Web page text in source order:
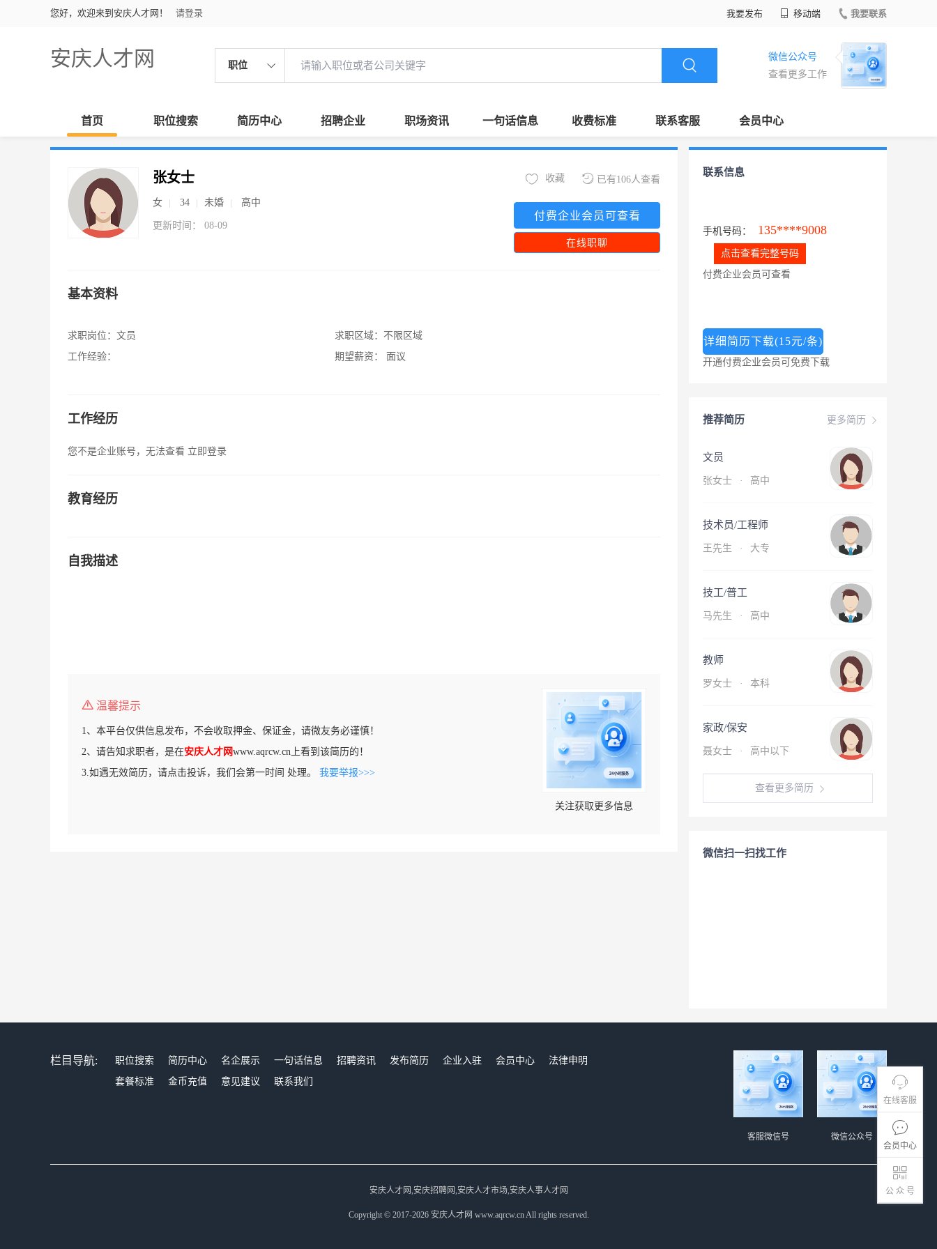
您好，欢迎来到安庆人才网！ 请登录 我要发布 移动端 我要联系
安庆人才网 职位
微信公众号
查看更多工作
首页 职位搜索 简历中心 招聘企业 职场资讯 一句话信息 收费标准 联系客服 会员中心
在线客服
会员中心
公 众 号
张女士
女 34 未婚 高中
更新时间： 08-09
已有106人查看
收藏
付费企业会员可查看
在线职聊
基本资料
求职岗位： 文员
工作经验：
求职区域： 不限区域
期望薪资：
面议
工作经历
您不是企业账号，无法查看 立即登录
教育经历
自我描述
温馨提示
1、本平台仅供信息发布，不会收取押金、保证金，请微友务必谨慎！
2、请告知求职者，是在安庆人才网www.aqrcw.cn上看到该简历的！
3.如遇无效简历，请点击投诉，我们会第一时间 处理。 我要举报>>>
关注获取更多信息
联系信息
手机号码： 135****9008
点击查看完整号码
付费企业会员可查看
详细简历下载(15元/条)
开通付费企业会员可免费下载
更多简历
推荐简历
文员
张女士 · 高中
技术员/工程师
王先生 · 大专
技工/普工
马先生 · 高中
教师
罗女士 · 本科
家政/保安
聂女士 · 高中以下
查看更多简历
微信扫一扫找工作
栏目导航: 职位搜索 简历中心 名企展示 一句话信息 招聘资讯 发布简历 企业入驻 会员中心
法律申明
套餐标准
金币充值 意见建议 联系我们
微信公众号
客服微信号
安庆人才网,安庆招聘网,安庆人才市场,安庆人事人才网
Copyright © 2017-2026 安庆人才网 www.aqrcw.cn All rights reserved.